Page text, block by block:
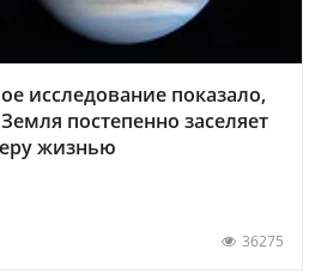
исследование показало,
постепенно заселяет
жизнью
36275